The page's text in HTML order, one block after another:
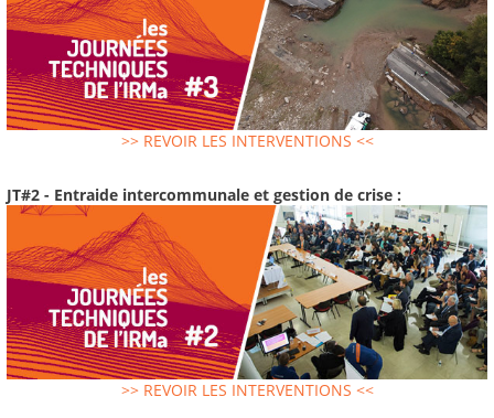
>> REVOIR LES INTERVENTIONS <<
JT#2 - Entraide intercommunale et gestion de crise :
>> REVOIR LES INTERVENTIONS <<